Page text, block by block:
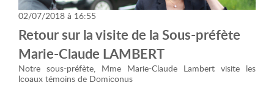
02/07/2018 à 16:55
Retour sur la visite de la Sous-préfète
Marie-Claude LAMBERT
Notre sous-préfète, Mme Marie-Claude Lambert visite les
lcoaux témoins de Domiconus